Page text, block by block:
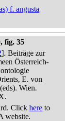
f. angusta
fig. 35
]. Beiträge zur
Österreich-
E. von
Wien.
Click here to
website.